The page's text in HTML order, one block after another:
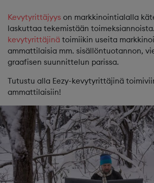
Kevytyrittäjyys on markkinointialalla
laskuttaa tekemistään toimeksiannoista.
kevytyrittäjinä toimiikin useita
ammattilaisia mm. sisällöntuotannon,
graafisen suunnittelun parissa.
Tutustu alla Eezy-kevytyrittäjinä
ammattilaisiin!